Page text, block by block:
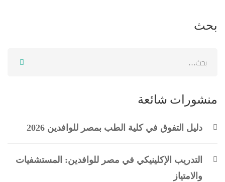
بحث
منشورات شائعة
دليل التفوق في كلية الطب بمصر للوافدين 2026
التدريب الإكلينيكي في مصر للوافدين: المستشفيات
والامتياز